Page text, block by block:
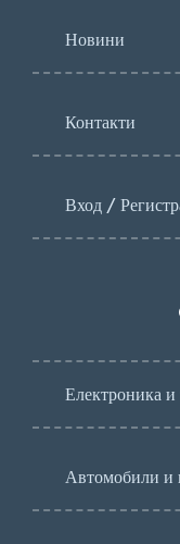
Новини
Контакти
Вход /
Електроника и
Автомобили и